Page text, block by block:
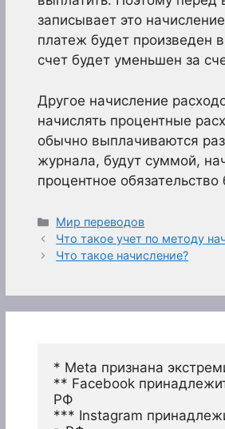
записывает это
платеж будет произведен
счет будет уменьшен за
Другое начисление
начислять процентные
обычно выплачиваются
журнала, будут суммой,
процентное
Рубрики
Мир переводов
Что такое учет по методу
Что такое начисление?
* Meta признана
** Facebook
РФ
*** Instagram